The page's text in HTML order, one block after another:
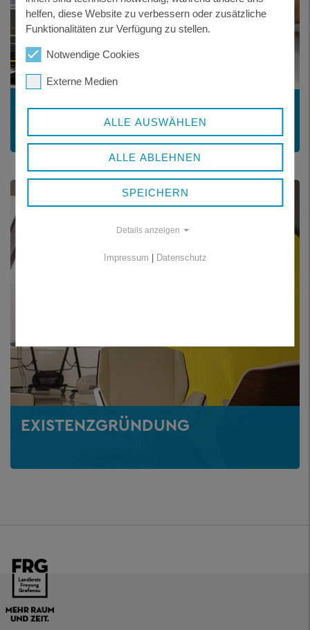
WIRTSCHAFTSFÖRDERUNG
EXISTENZGRÜNDUNG
helfen, diese Website zu verbessern oder zusätzliche
Funktionalitäten zur Verfügung zu stellen.
Notwendige Cookies
Externe Medien
ALLE AUSWÄHLEN
ALLE ABLEHNEN
SPEICHERN
Details anzeigen
Impressum Datenschutz